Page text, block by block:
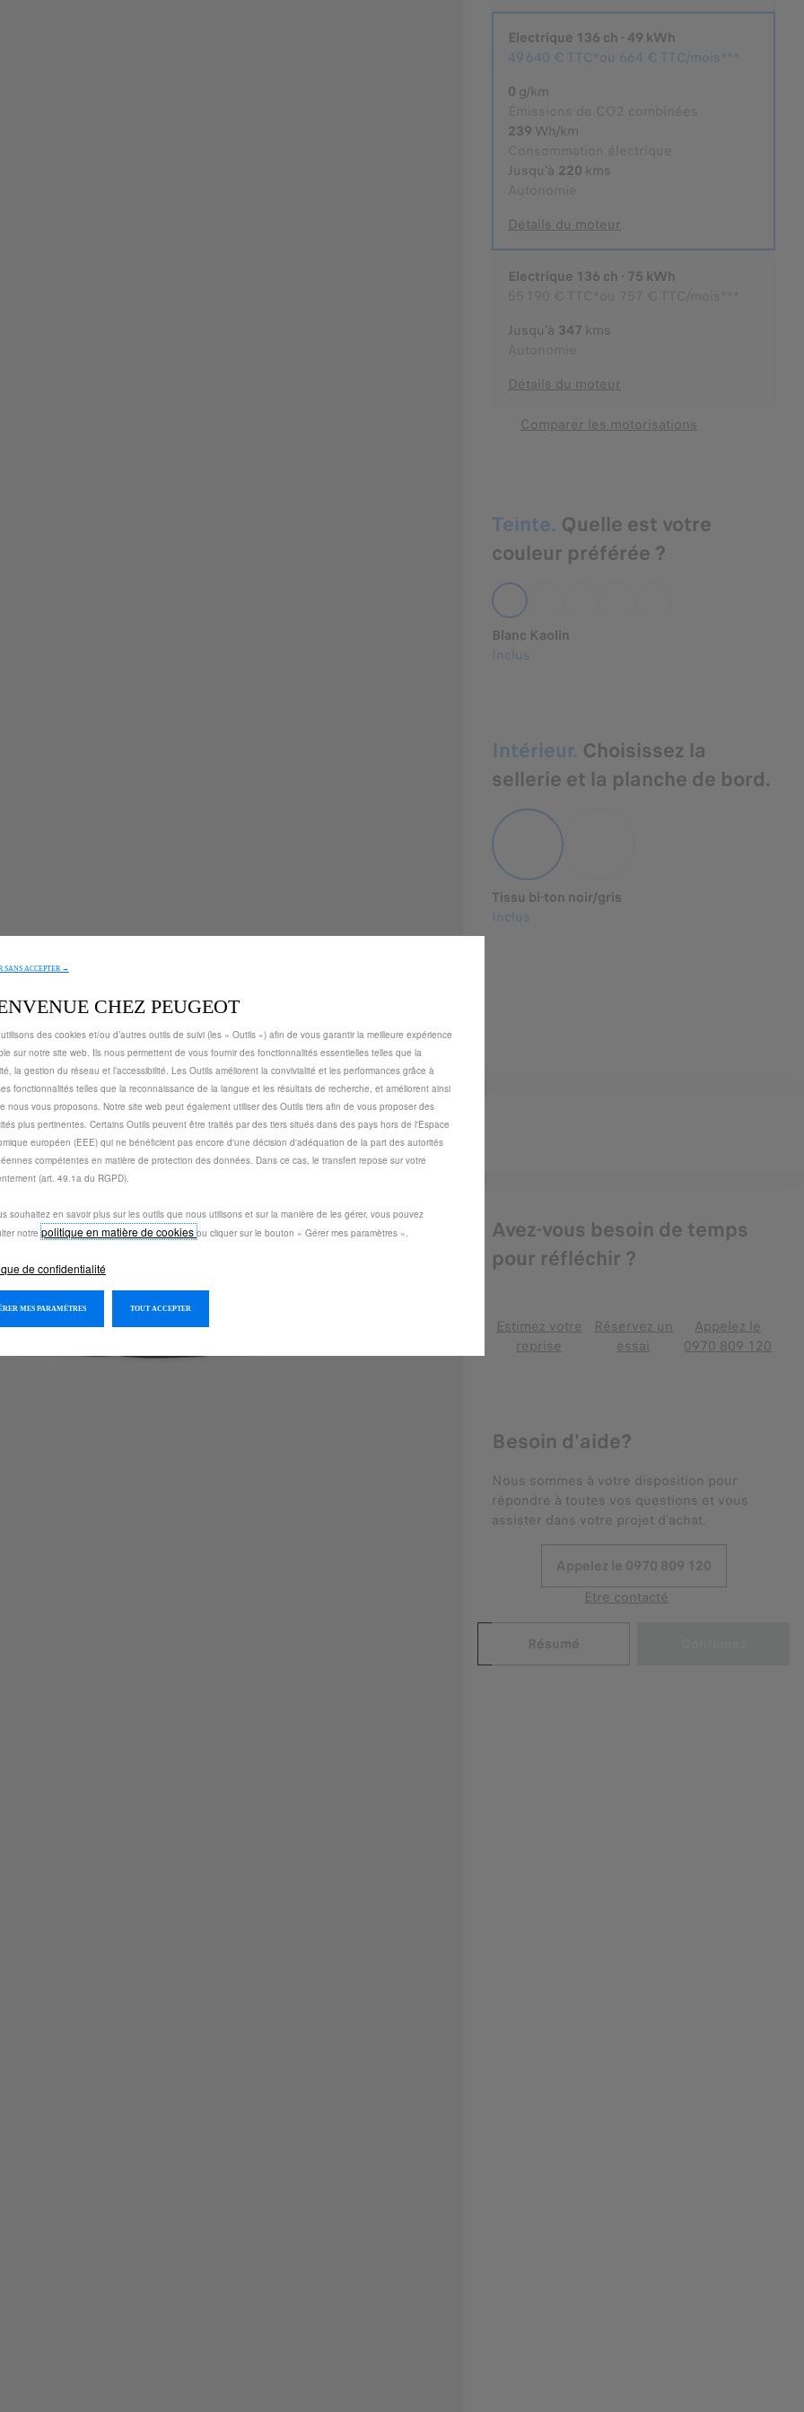
Electrique 136 ch - 49 kWh
49 640 € TTC*ou 664 € TTC/mois***
0 g/km
239 Wh/km
Jusqu'à 220 kms
Choisi
Détails du moteur
Electrique 136 ch - 75 kWh
Jusqu'à 347 kms
Détails du moteur
Comparer les motorisations
Teinte. Quelle est votre
couleur préférée ?
Blanc Kaolin
Inclus
Intérieur. Choisissez la
sellerie et la planche de bord.
Tissu bi-ton noir/gris
Inclus
Avez-vous besoin de temps
pour réfléchir ?
Estimez votre
reprise
Réservez un
essai
Appelez le
0970 809 120
Besoin d'aide?
Nous sommes à votre disposition pour
répondre à toutes vos questions et vous
assister dans votre projet d'achat.
Appelez le 0970 809 120
Etre contacté
Résumé
SANS ACCEPTER →
CHEZ PEUGEOT
des cookies et/ou d’autres outils de suivi (les « Outils ») afin de vous garantir la meilleure expérience
sur notre site web. Ils nous permettent de vous fournir des fonctionnalités essentielles telles que la
la gestion du réseau et l’accessibilité. Les Outils améliorent la convivialité et les performances grâce à
fonctionnalités telles que la reconnaissance de la langue et les résultats de recherche, et améliorent ainsi
nous vous proposons. Notre site web peut également utiliser des Outils tiers afin de vous proposer des
plus pertinentes. Certains Outils peuvent être traités par des tiers situés dans des pays hors de l'Espace
européen (EEE) qui ne bénéficient pas encore d'une décision d'adéquation de la part des autorités
compétentes en matière de protection des données. Dans ce cas, le transfert repose sur votre
(art. 49.1a du RGPD).
souhaitez en savoir plus sur les outils que nous utilisons et sur la manière de les gérer, vous pouvez
notrepolitique en matière de cookies ou cliquer sur le bouton « Gérer mes paramètres ».
de confidentialité
MES PARAMÈTRES TOUT ACCEPTER